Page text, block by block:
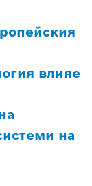
влияе
на